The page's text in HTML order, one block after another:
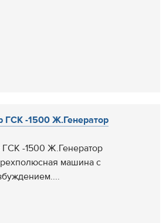
ГСК -1500 Ж.Генератор
ГСК -1500 Ж.Генератор
машина с